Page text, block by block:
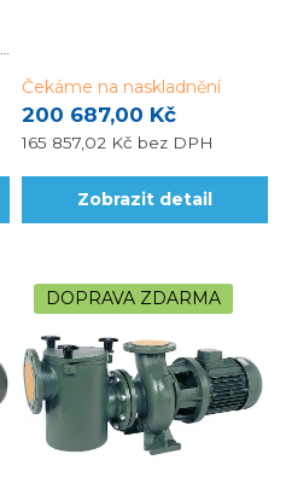
200 687,00 Kč
165 857,02 Kč bez DPH
Čekáme na naskladnění
Zobrazit detail
DOPRAVA ZDARMA